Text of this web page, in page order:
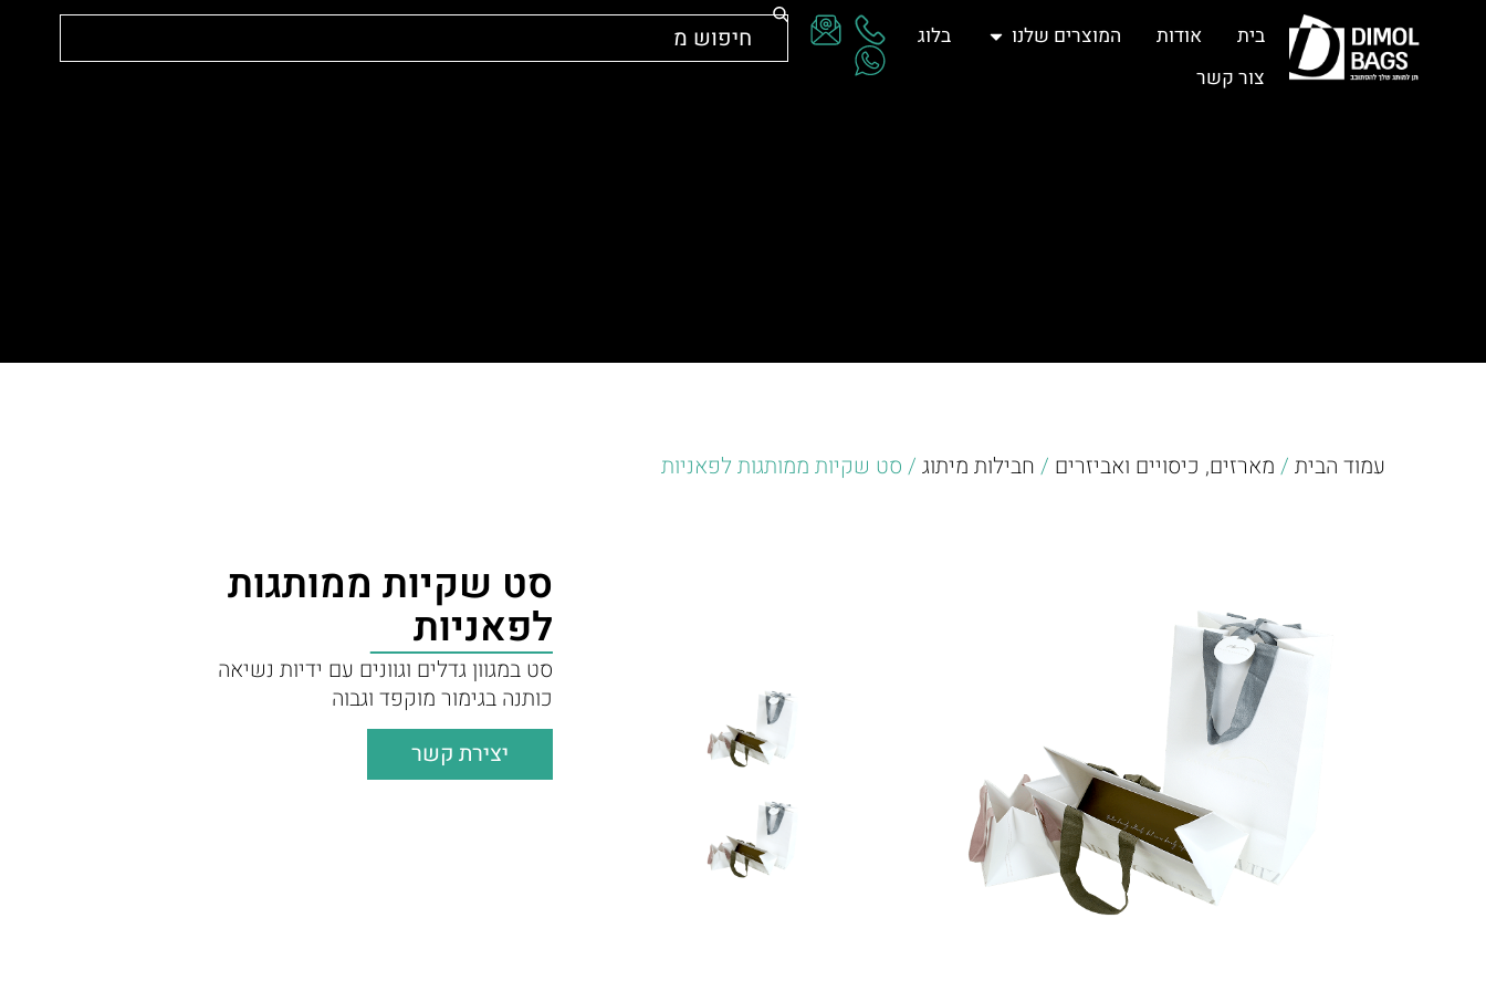
בית אודות המוצרים שלנו
בלוג
צור קשר
עמוד הבית / מארזים, כיסויים ואביזרים / חבילות מיתוג / סט שקיות ממותגות לפאניות
סט שקיות ממותגות
לפאניות
סט במגוון גדלים וגוונים עם ידיות נשיאה
כותנה בגימור מוקפד וגבוה
יצירת קשר